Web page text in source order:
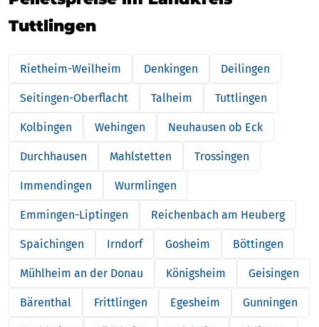
Tuttlingen
Rietheim-Weilheim Denkingen Deilingen
Seitingen-Oberflacht Talheim Tuttlingen
Kolbingen Wehingen Neuhausen ob Eck
Durchhausen Mahlstetten Trossingen
Immendingen Wurmlingen
Emmingen-Liptingen Reichenbach am Heuberg
Spaichingen Irndorf Gosheim Böttingen
Mühlheim an der Donau Königsheim Geisingen
Bärenthal Frittlingen Egesheim Gunningen